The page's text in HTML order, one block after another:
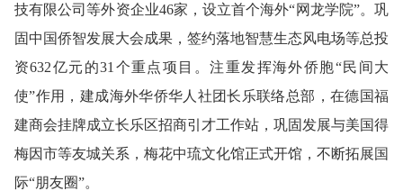
技有限公司等外资企业46家，设立首个海外“网龙学院”。巩
固中国侨智发展大会成果，签约落地智慧生态风电场等总投
资632亿元的31个重点项目。注重发挥海外侨胞“民间大
使”作用，建成海外华侨华人社团长乐联络总部，在德国福
建商会挂牌成立长乐区招商引才工作站，巩固发展与美国得
梅因市等友城关系，梅花中琉文化馆正式开馆，不断拓展国
际“朋友圈”。